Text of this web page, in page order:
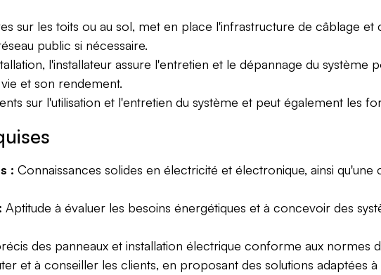
sur les toits ou au sol, met en place l'infrastructure de câblage et
public si nécessaire.
l'installateur assure l'entretien et le dépannage du système
et son rendement.
sur l'utilisation et l'entretien du système et peut également les
: Connaissances solides en électricité et électronique, ainsi
Aptitude à évaluer les besoins énergétiques et à concevoir des
des panneaux et installation électrique conforme aux normes
et à conseiller les clients, en proposant des solutions adaptées